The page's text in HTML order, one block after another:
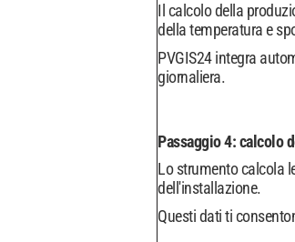
Il calcolo della
della temperatura e
PVGIS24 integra
giornaliera.
Passaggio 4: calcolo
Lo strumento calcola
dell'installazione.
Questi dati ti